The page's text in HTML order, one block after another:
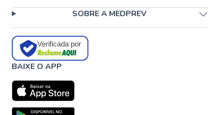
SOBRE A MEDPREV
Verificada por
BAIXE O APP